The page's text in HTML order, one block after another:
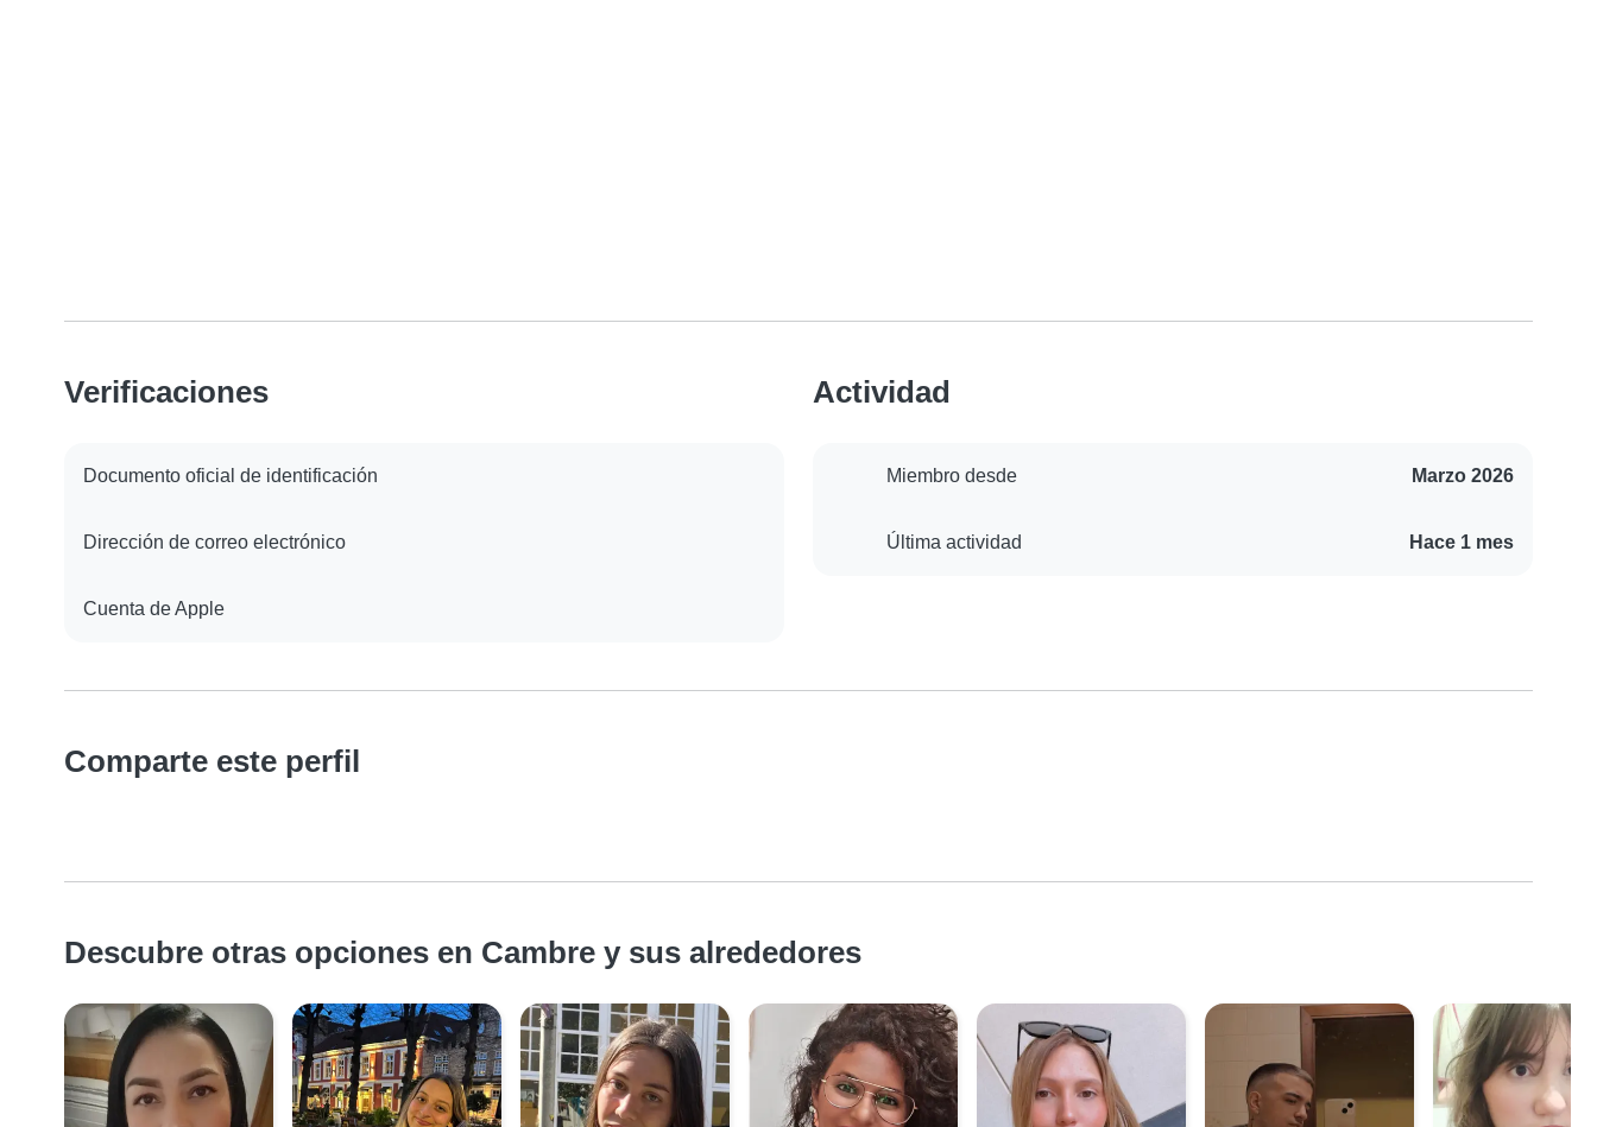
Verificaciones
Documento oficial de identificación
Dirección de correo electrónico
Cuenta de Apple
Actividad
Miembro desde Marzo 2026
Última actividad Hace 1 mes
Comparte este perfil
Descubre otras opciones en Cambre y sus alrededores